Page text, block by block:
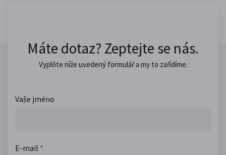
Máte dotaz? Zeptejte se nás.
Vyplňte níže uvedený formulář a my to zařídíme.
Vaše jméno
E-mail *